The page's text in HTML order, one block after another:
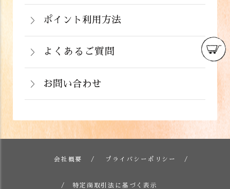
詳しくはこちら
お手数ですが商品到着後３日以内に当店
までご連絡下さい。
支払い方法にて領収書の形態が異なりま
す。 ポイント利用方法
会員登録をされたお客様はポイントを利
用できます。ご注文画面の「お支払い方
法選択」画面にて、ポイント利用を入力
することができます。店舗では利用でき
ません。
詳しくはこちら
よくあるご質問
お問い合わせ
フォームでのお問い合わせ
詳しくはこちら
会社概要 プライバシーポリシー
特定商取引法に基づく表示